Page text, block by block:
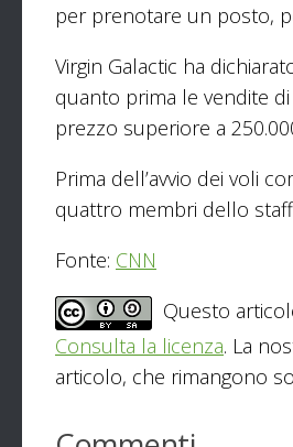
per prenotare un posto,
Virgin Galactic ha
quanto prima le vendite
prezzo superiore a
Prima dell’avvio dei voli
quattro membri dello
Fonte: CNN
Questo
Consulta la licenza. La
articolo, che rimangono